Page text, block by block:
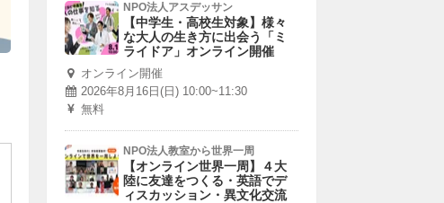
NPO法人アスデッサン
【中学生・高校生対象】様々
な大人の生き方に出会う「ミ
ライドア」オンライン開催
オンライン開催
2026年8月16日(日) 10:00~11:30
無料
NPO法人教室から世界一周
【オンライン世界一周】４大
陸に友達をつくる・英語でデ
ィスカッション・異文化交流